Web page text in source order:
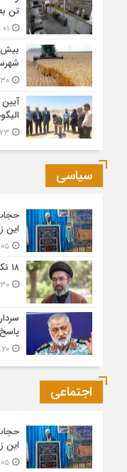
تن
۳۰ خرداد ۱۴۰۵ - ۱:۱۵
سیاسی
این
۰۵ تیر ۱۴۰۵ - ۲۱:۱۰
۱۸ نکته مهم پیام رهبر معظم انقلاب
۳۰ خرداد ۱۴۰۵ - ۱۴:۵۸
۲۰ خرداد ۱۴۰۵ - ۱۸:۲۰
اجتماعی
این
۰۵ تیر ۱۴۰۵ - ۲۱:۱۰